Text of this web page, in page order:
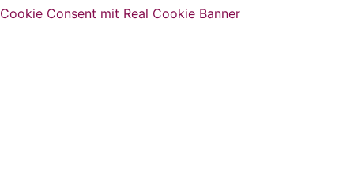
Cookie Consent mit Real Cookie Banner